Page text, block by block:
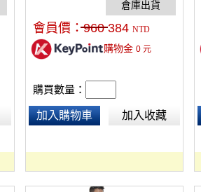
會員價：960 384 NTD
購物金 0元
購買數量：
加入購物車 加入收藏